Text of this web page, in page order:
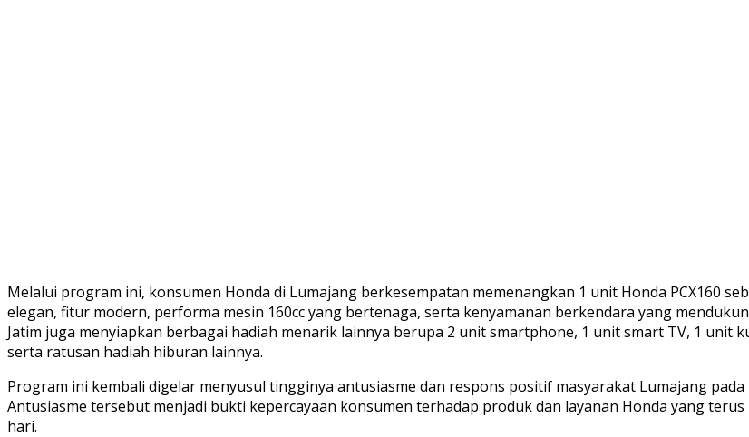
Melalui program ini, konsumen Honda di Lumajang berkesempatan memenangkan 1 unit Honda PCX160
elegan, fitur modern, performa mesin 160cc yang bertenaga, serta kenyamanan berkendara yang
Jatim juga menyiapkan berbagai hadiah menarik lainnya berupa 2 unit smartphone, 1 unit smart TV, 1 unit
serta ratusan hadiah hiburan lainnya.
Program ini kembali digelar menyusul tingginya antusiasme dan respons positif masyarakat Lumajang
Antusiasme tersebut menjadi bukti kepercayaan konsumen terhadap produk dan layanan Honda yang
hari.